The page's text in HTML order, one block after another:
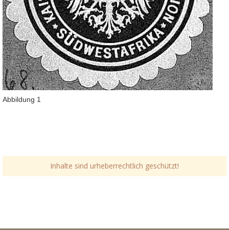
Abbildung 1
Inhalte sind urheberrechtlich geschützt!